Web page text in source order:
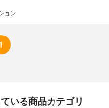
ョン
いる商品カテゴリ